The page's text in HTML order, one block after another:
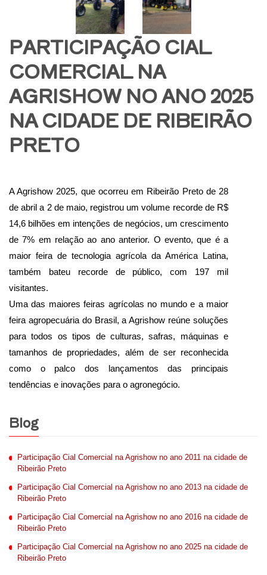
PARTICIPAÇÃO CIAL
COMERCIAL NA
AGRISHOW NO ANO 2025
NA CIDADE DE RIBEIRÃO
PRETO
A Agrishow 2025, que ocorreu em Ribeirão Preto de 28
de abril a 2 de maio, registrou um volume recorde de R$
14,6 bilhões em intenções de negócios, um crescimento
de 7% em relação ao ano anterior. O evento, que é a
maior feira de tecnologia agrícola da América Latina,
também bateu recorde de público, com 197 mil
visitantes.
Uma das maiores feiras agrícolas no mundo e a maior
feira agropecuária do Brasil, a Agrishow reúne soluções
para todos os tipos de culturas, safras, máquinas e
tamanhos de propriedades, além de ser reconhecida
como o palco dos lançamentos das principais
tendências e inovações para o agronegócio.
Blog
Participação Cial Comercial na Agrishow no ano 2011 na cidade de
Ribeirão Preto
Participação Cial Comercial na Agrishow no ano 2013 na cidade de
Ribeirão Preto
Participação Cial Comercial na Agrishow no ano 2016 na cidade de
Ribeirão Preto
Participação Cial Comercial na Agrishow no ano 2025 na cidade de
Ribeirão Preto